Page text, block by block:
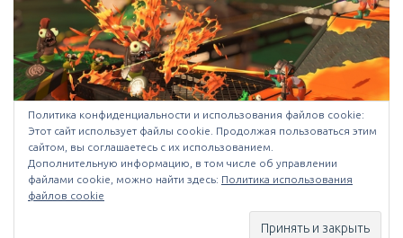
NINTENDO/ИГРЫ/НОВОСТИ 06.07.2017
Сервис Nintendo Switch Online
Политика конфиденциальности и использования файлов сookie:
Этот сайт использует файлы cookie. Продолжая пользоваться этим
сайтом, вы соглашаетесь с их использованием.
Дополнительную информацию, в том числе об управлении
файлами cookie, можно найти здесь: Политика использования
файлов cookie